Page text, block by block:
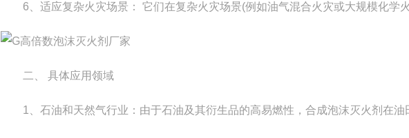
6、适应复杂火灾场景： 它们在复杂火灾场景(例如油气混合火灾或大规模化学
二、 具体应用领域
1、石油和天然气行业：由于石油及其衍生品的高易燃性，合成泡沫灭火剂在油